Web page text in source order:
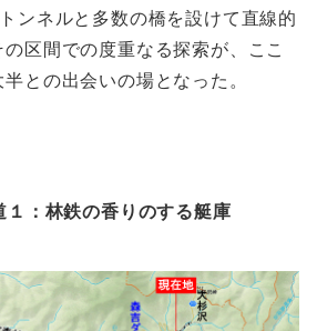
ンネルと多数の橋を設けて直線的
区間での度重なる探索が、ここ
との出会いの場となった。
林鉄の香りのする艇庫